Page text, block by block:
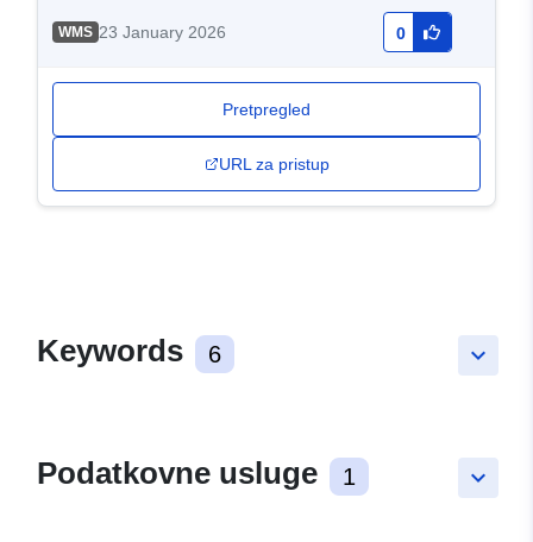
WMS 23 January 2026 0
Pretpregled
URL za pristup
keyboard_arrow_down
Keywords 6
keyboard_arrow_down
Podatkovne usluge 1